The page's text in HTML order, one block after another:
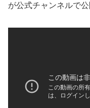
が公式チャンネルで公